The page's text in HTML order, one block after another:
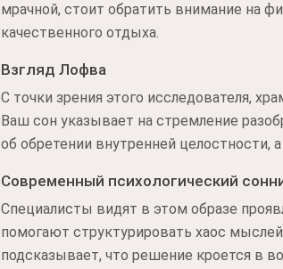
мрачной, стоит обратить внимание на
качественного отдыха.
Взгляд Лофва
С точки зрения этого исследователя,
Ваш сон указывает на стремление
об обретении внутренней целостности,
Современный психологический
Специалисты видят в этом образе
помогают структурировать хаос
подсказывает, что решение кроется в